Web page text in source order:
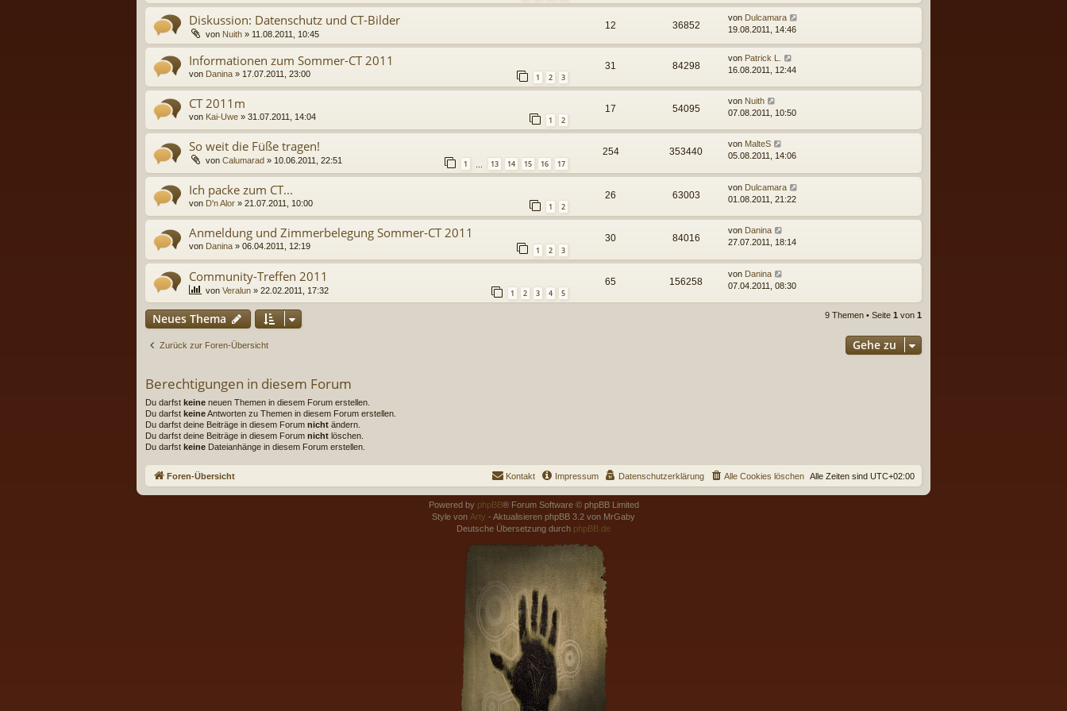
Diskussion: Datenschutz und CT-Bilder
von Nuith » 11.08.2011, 10:45
12 36852
von Dulcamara
19.08.2011, 14:46
Informationen zum Sommer-CT 2011
von Danina » 17.07.2011, 23:00 1 2 3
31 84298
von Patrick L.
16.08.2011, 12:44
CT 2011m
von Kai-Uwe » 31.07.2011, 14:04 1 2
17 54095
von Nuith
07.08.2011, 10:50
So weit die Füße tragen!
von Calumarad » 10.06.2011, 22:51 1 13 14 15 16 17
254 353440
von MalteS
05.08.2011, 14:06
Ich packe zum CT...
von D'n Alor » 21.07.2011, 10:00 1 2
26 63003
von Dulcamara
01.08.2011, 21:22
Anmeldung und Zimmerbelegung Sommer-CT 2011
von Danina » 06.04.2011, 12:19 1 2 3
30 84016
von Danina
27.07.2011, 18:14
Community-Treffen 2011
von Veralun » 22.02.2011, 17:32 1 2 3 4 5
65 156258
von Danina
07.04.2011, 08:30
Neues Thema 9 Themen • Seite 1 von 1
Zurück zur Foren-Übersicht Gehe zu
Berechtigungen in diesem Forum
Du darfst keine neuen Themen in diesem Forum erstellen.
Du darfst keineAntworten zu Themen in diesem Forum erstellen.
Du darfst deine Beiträge in diesem Forum nicht ändern.
Du darfst deine Beiträge in diesem Forum nicht löschen.
Du darfst keine Dateianhänge in diesem Forum erstellen.
Foren-Übersicht Alle Zeiten sind UTC+02:00
Alle Cookies löschen
Datenschutzerklärung
Impressum
Kontakt
Powered by phpBB® Forum Software © phpBB Limited
Style von Arty - Aktualisieren phpBB 3.2 von MrGaby
Deutsche Übersetzung durch phpBB.de